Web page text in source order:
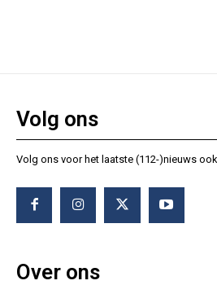
Volg ons
Volg ons voor het laatste (112-)nieuws
Over ons